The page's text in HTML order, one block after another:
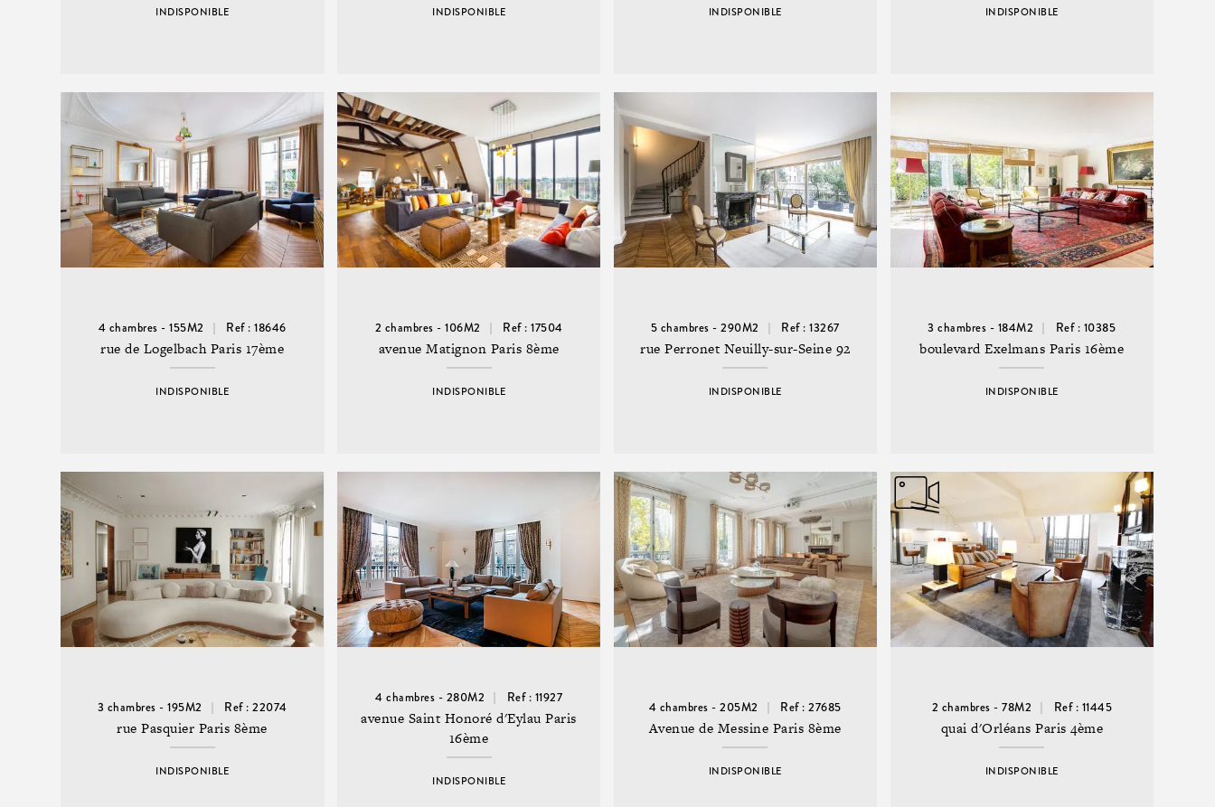
INDISPONIBLE INDISPONIBLE INDISPONIBLE INDISPONIBLE
4 chambres - 155M2 Ref : 18646
rue de Logelbach Paris 17ème
INDISPONIBLE
2 chambres - 106M2 Ref : 17504
avenue Matignon Paris 8ème
INDISPONIBLE
5 chambres - 290M2 Ref : 13267
rue Perronet Neuilly-sur-Seine 92
INDISPONIBLE
3 chambres - 184M2 Ref : 10385
boulevard Exelmans Paris 16ème
INDISPONIBLE
3 chambres - 195M2 Ref : 22074
rue Pasquier Paris 8ème
INDISPONIBLE
4 chambres - 280M2 Ref : 11927
avenue Saint Honoré d'Eylau Paris
16ème
INDISPONIBLE
4 chambres - 205M2 Ref : 27685
Avenue de Messine Paris 8ème
INDISPONIBLE
2 chambres - 78M2 Ref : 11445
quai d'Orléans Paris 4ème
INDISPONIBLE